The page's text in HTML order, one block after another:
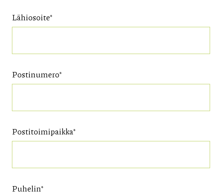
Lähiosoite*
Postinumero*
Postitoimipaikka*
Puhelin*